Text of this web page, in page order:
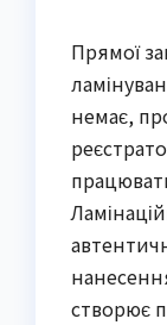
Прямої
немає,
створює